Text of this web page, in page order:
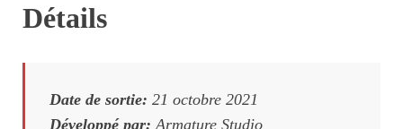
Détails
Date de sortie: 21 octobre 2021
Développé par: Armature Studio